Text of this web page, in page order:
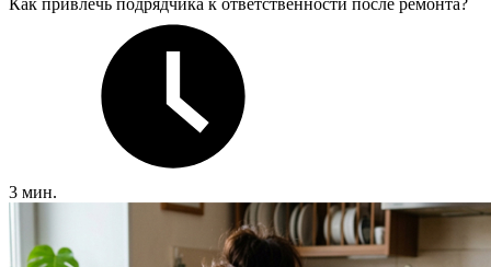
3 мин.